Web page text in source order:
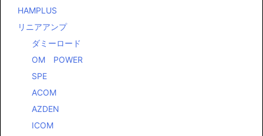
HAMPLUS
リニアアンプ
ダミーロード
OM POWER
SPE
ACOM
AZDEN
ICOM